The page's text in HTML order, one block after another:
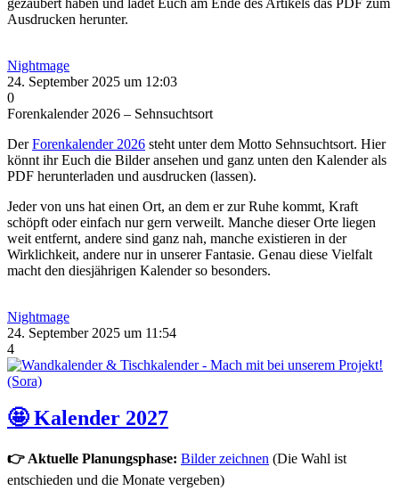
Ausdrucken herunter.
Nightmage
24. September 2025 um 12:03
0
Forenkalender 2026 – Sehnsuchtsort
DerForenkalender 2026 steht unter dem Motto Sehnsuchtsort. Hier
könnt ihr Euch die Bilder ansehen und ganz unten den Kalender als
PDF herunterladen und ausdrucken (lassen).
Jeder von uns hat einen Ort, an dem er zur Ruhe kommt, Kraft
schöpft oder einfach nur gern verweilt. Manche dieser Orte liegen
weit entfernt, andere sind ganz nah, manche existieren in der
Wirklichkeit, andere nur in unserer Fantasie. Genau diese Vielfalt
macht den diesjährigen Kalender so besonders.
Nightmage
24. September 2025 um 11:54
4
🤩 Kalender 2027
👉 Aktuelle Planungsphase: Bilder zeichnen (Die Wahl ist
entschieden und die Monate vergeben)